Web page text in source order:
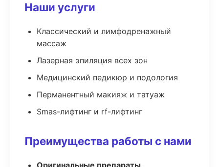
Наши услуги
Классический и лимфодренажный
массаж
Лазерная эпиляция всех зон
Медицинский педикюр и подология
Перманентный макияж и татуаж
Smas-лифтинг и rf-лифтинг
Преимущества работы с нами
Оригинальные препараты,